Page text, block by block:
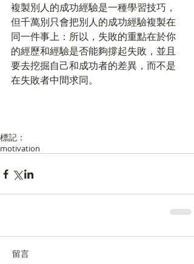
複製別人的成功經驗是一種學習技巧，
但千萬別只會把別人的成功經驗複製在
同一件事上：所以，失敗的重點在於你
的經歷和經驗是否能夠撐起失敗，並且
要去挖掘自己和成功者的差異，而不是
在失敗者中間求同。
標記：
motivation
留言